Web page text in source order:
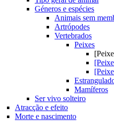
Géneros e espécies
Animais sem
Artrópodes
Vertebrados
Peixes
Mamíferos
Ser vivo solteiro
Atracção e efeito
Morte e nascimento